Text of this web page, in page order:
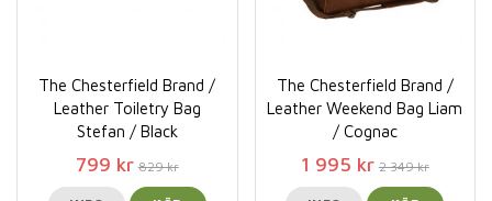
The Chesterfield Brand /
Leather Toiletry Bag
Stefan / Black
799 kr 829 kr
The Chesterfield Brand /
Leather Weekend Bag Liam
/ Cognac
1 995 kr 2 349 kr